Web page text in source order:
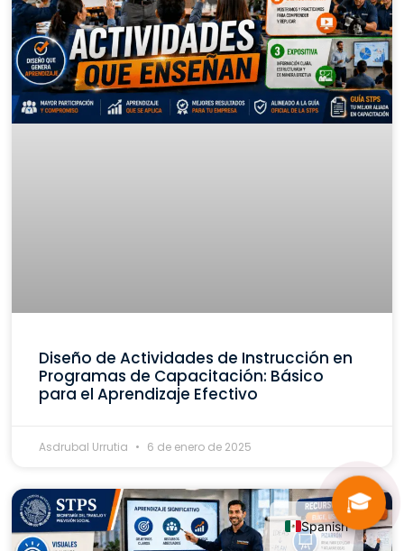
Diseño de Actividades de Instrucción en
Programas de Capacitación: Básico
para el Aprendizaje Efectivo
Asdrubal Urrutia 6 de enero de 2025
🎓
Spanish